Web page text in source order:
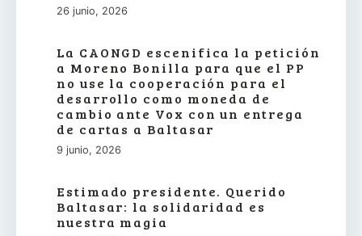
26 junio, 2026
La CAONGD escenifica la petición
a Moreno Bonilla para que el PP
no use la cooperación para el
desarrollo como moneda de
cambio ante Vox con un entrega
de cartas a Baltasar
9 junio, 2026
Estimado presidente. Querido
Baltasar: la solidaridad es
nuestra magia